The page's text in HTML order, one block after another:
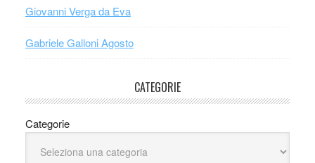
Giovanni Verga da Eva
Gabriele Galloni Agosto
CATEGORIE
Categorie